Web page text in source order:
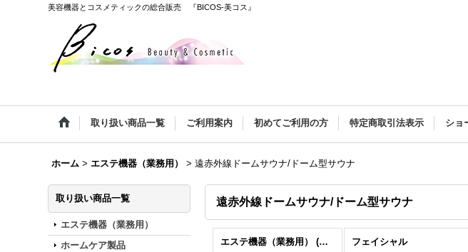
美容機器とコスメティックの総合販売 『BICOS-美コス』
取り扱い商品一覧 ご利用案内 初めてご利用の方 特定商取引法表示 ショ
ホーム > エステ機器（業務用） > 遠赤外線ドームサウナ/ドーム型サウナ
取り扱い商品一覧
エステ機器（業務用）
ホームケア製品
遠赤外線ドームサウナ/ドーム型サウナ
エステ機器（業務用） (全商品) フェイシャル